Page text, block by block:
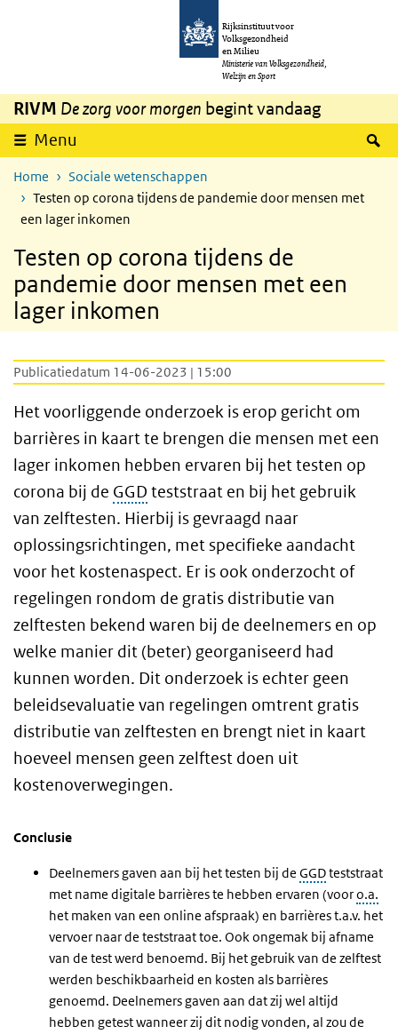
Overslaan en naar de inhoud gaan
Rijksinstituut voor
Volksgezondheid
en Milieu
Ministerie van Volksgezondheid,
Welzijn en Sport
RIVM De zorg voor morgen begint vandaag
Menu
Home
Sociale wetenschappen
Testen op corona tijdens de pandemie door mensen met
een lager inkomen
Testen op corona tijdens de
pandemie door mensen met een
lager inkomen
Publicatiedatum 14-06-2023 | 15:00
Het voorliggende onderzoek is erop gericht om
barrières in kaart te brengen die mensen met een
lager inkomen hebben ervaren bij het testen op
corona bij de GGD teststraat en bij het gebruik
van zelftesten. Hierbij is gevraagd naar
oplossingsrichtingen, met specifieke aandacht
voor het kostenaspect. Er is ook onderzocht of
regelingen rondom de gratis distributie van
zelftesten bekend waren bij de deelnemers en op
welke manier dit (beter) georganiseerd had
kunnen worden. Dit onderzoek is echter geen
beleidsevaluatie van regelingen omtrent gratis
distributie van zelftesten en brengt niet in kaart
hoeveel mensen geen zelftest doen uit
kostenoverwegingen.
Conclusie
Deelnemers gaven aan bij het testen bij de GGDteststraat
met name digitale barrières te hebben ervaren (vooro.a.
het maken van een online afspraak) en barrières t.a.v. het
vervoer naar de teststraat toe. Ook ongemak bij afname
van de test werd benoemd. Bij het gebruik van de zelftest
werden beschikbaarheid en kosten als barrières
genoemd. Deelnemers gaven aan dat zij wel altijd
hebben getest wanneer zij dit nodig vonden, al zou de